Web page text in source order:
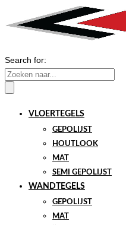
Search for:
VLOERTEGELS
GEPOLIJST
HOUTLOOK
MAT
SEMI GEPOLIJST
WANDTEGELS
GEPOLIJST
MAT